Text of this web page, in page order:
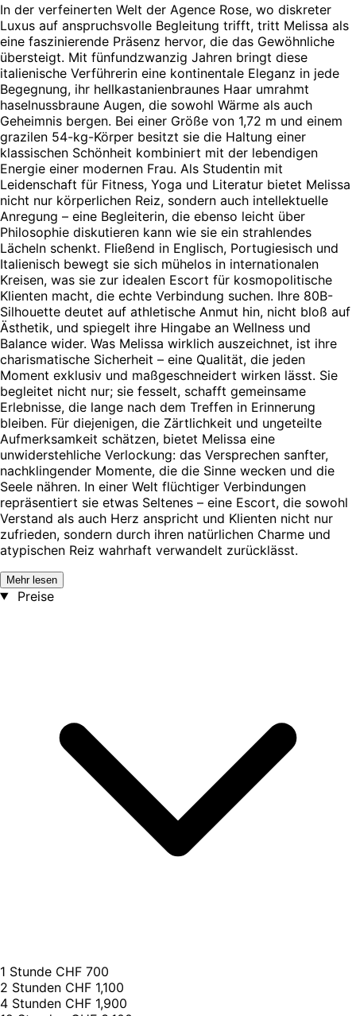
In der verfeinerten Welt der Agence Rose, wo diskreter
Luxus auf anspruchsvolle Begleitung trifft, tritt Melissa als
eine faszinierende Präsenz hervor, die das Gewöhnliche
übersteigt. Mit fünfundzwanzig Jahren bringt diese
italienische Verführerin eine kontinentale Eleganz in jede
Begegnung, ihr hellkastanienbraunes Haar umrahmt
haselnussbraune Augen, die sowohl Wärme als auch
Geheimnis bergen. Bei einer Größe von 1,72 m und einem
grazilen 54-kg-Körper besitzt sie die Haltung einer
klassischen Schönheit kombiniert mit der lebendigen
Energie einer modernen Frau. Als Studentin mit
Leidenschaft für Fitness, Yoga und Literatur bietet Melissa
nicht nur körperlichen Reiz, sondern auch intellektuelle
Anregung – eine Begleiterin, die ebenso leicht über
Philosophie diskutieren kann wie sie ein strahlendes
Lächeln schenkt. Fließend in Englisch, Portugiesisch und
Italienisch bewegt sie sich mühelos in internationalen
Kreisen, was sie zur idealen Escort für kosmopolitische
Klienten macht, die echte Verbindung suchen. Ihre 80B-
Silhouette deutet auf athletische Anmut hin, nicht bloß auf
Ästhetik, und spiegelt ihre Hingabe an Wellness und
Balance wider. Was Melissa wirklich auszeichnet, ist ihre
charismatische Sicherheit – eine Qualität, die jeden
Moment exklusiv und maßgeschneidert wirken lässt. Sie
begleitet nicht nur; sie fesselt, schafft gemeinsame
Erlebnisse, die lange nach dem Treffen in Erinnerung
bleiben. Für diejenigen, die Zärtlichkeit und ungeteilte
Aufmerksamkeit schätzen, bietet Melissa eine
unwiderstehliche Verlockung: das Versprechen sanfter,
nachklingender Momente, die die Sinne wecken und die
Seele nähren. In einer Welt flüchtiger Verbindungen
repräsentiert sie etwas Seltenes – eine Escort, die sowohl
Verstand als auch Herz anspricht und Klienten nicht nur
zufrieden, sondern durch ihren natürlichen Charme und
atypischen Reiz wahrhaft verwandelt zurücklässt.
Mehr lesen
Preise
1 Stunde CHF 700
2 Stunden CHF 1,100
4 Stunden CHF 1,900